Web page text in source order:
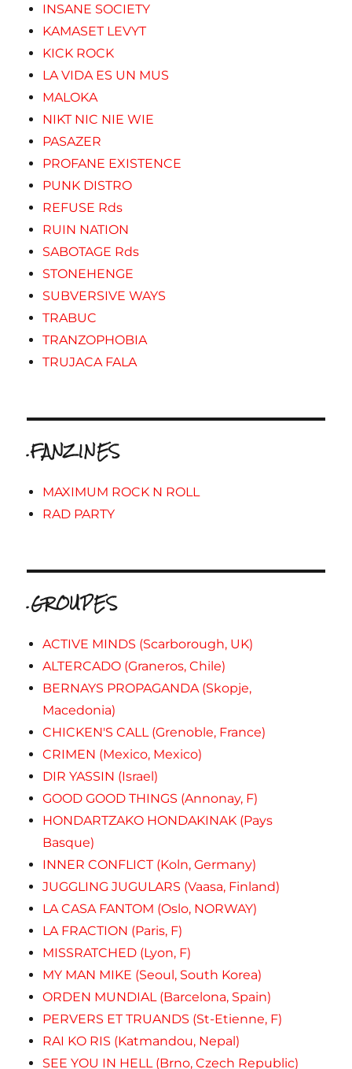
INSANE SOCIETY
KAMASET LEVYT
KICK ROCK
LA VIDA ES UN MUS
MALOKA
NIKT NIC NIE WIE
PASAZER
PROFANE EXISTENCE
PUNK DISTRO
REFUSE Rds
RUIN NATION
SABOTAGE Rds
STONEHENGE
SUBVERSIVE WAYS
TRABUC
TRANZOPHOBIA
TRUJACA FALA
.FANZINES
MAXIMUM ROCK N ROLL
RAD PARTY
.GROUPES
ACTIVE MINDS (Scarborough, UK)
ALTERCADO (Graneros, Chile)
BERNAYS PROPAGANDA (Skopje,
Macedonia)
CHICKEN'S CALL (Grenoble, France)
CRIMEN (Mexico, Mexico)
DIR YASSIN (Israel)
GOOD GOOD THINGS (Annonay, F)
HONDARTZAKO HONDAKINAK (Pays
Basque)
INNER CONFLICT (Koln, Germany)
JUGGLING JUGULARS (Vaasa, Finland)
LA CASA FANTOM (Oslo, NORWAY)
LA FRACTION (Paris, F)
MISSRATCHED (Lyon, F)
MY MAN MIKE (Seoul, South Korea)
ORDEN MUNDIAL (Barcelona, Spain)
PERVERS ET TRUANDS (St-Etienne, F)
RAI KO RIS (Katmandou, Nepal)
SEE YOU IN HELL (Brno, Czech Republic)